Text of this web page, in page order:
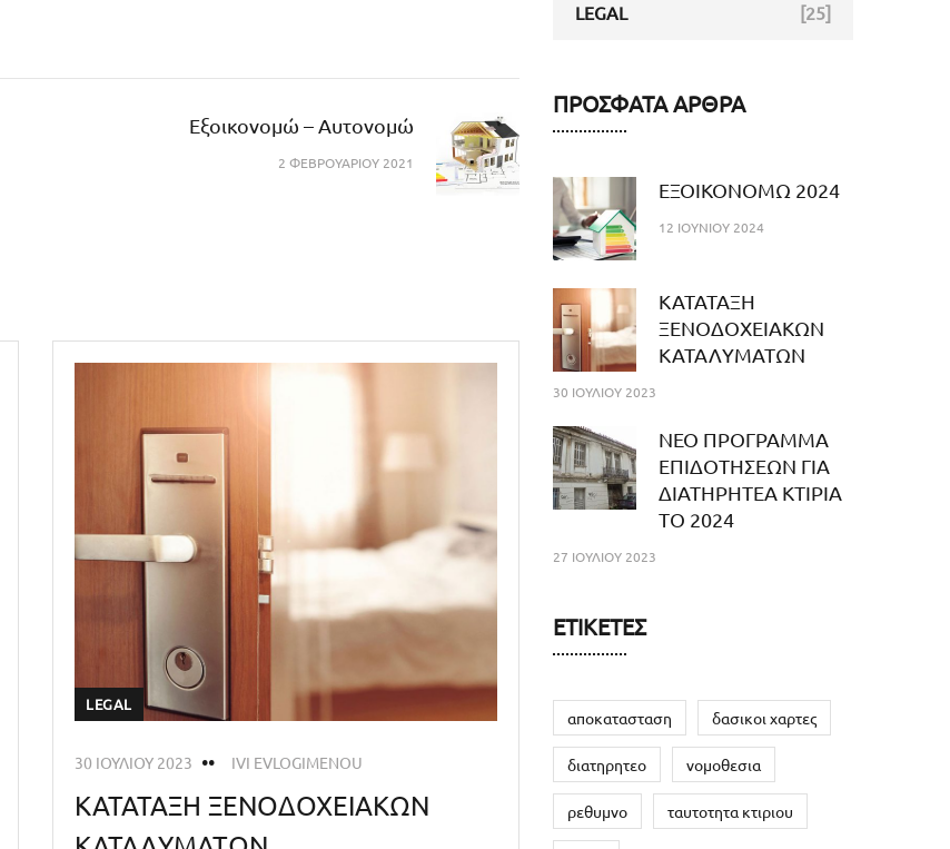
Εξοικονομώ – Αυτονομώ
2 ΦΕΒΡΟΥΑΡΊΟΥ 2021
LEGAL
30 ΙΟΥΛΊΟΥ 2023 IVI EVLOGIMENOU
ΚΑΤΑΤΑΞΗ ΞΕΝΟΔΟΧΕΙΑΚΩΝ
LEGAL [25]
ΠΡΌΣΦΑΤΑ ΆΡΘΡΑ
ΕΞΟΙΚΟΝΟΜΩ 2024
12 ΙΟΥΝΊΟΥ 2024
ΚΑΤΑΤΑΞΗ
ΞΕΝΟΔΟΧΕΙΑΚΩΝ
ΚΑΤΑΛΥΜΑΤΩΝ
30 ΙΟΥΛΊΟΥ 2023
NEO ΠΡΟΓΡΑΜΜΑ
ΕΠΙΔΟΤΗΣΕΩΝ ΓΙΑ
ΔΙΑΤΗΡΗΤΕΑ ΚΤΙΡΙΑ
ΤΟ 2024
27 ΙΟΥΛΊΟΥ 2023
ΕΤΙΚΈΤΕΣ
αποκατασταση δασικοι χαρτες
διατηρητεο νομοθεσια
ρεθυμνο ταυτοτητα κτιριου